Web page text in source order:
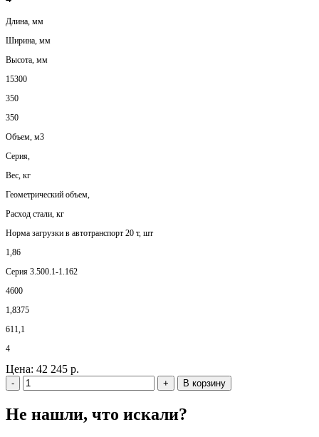
Длина, мм
Ширина, мм
Высота, мм
15300
350
350
Объем, м3
Серия,
Вес, кг
Геометрический объем,
Расход стали, кг
Норма загрузки в автотранспорт 20 т, шт
1,86
Серия 3.500.1-1.162
4600
1,8375
611,1
4
Цена: 42 245 р.
- + В корзину
Не нашли, что искали?